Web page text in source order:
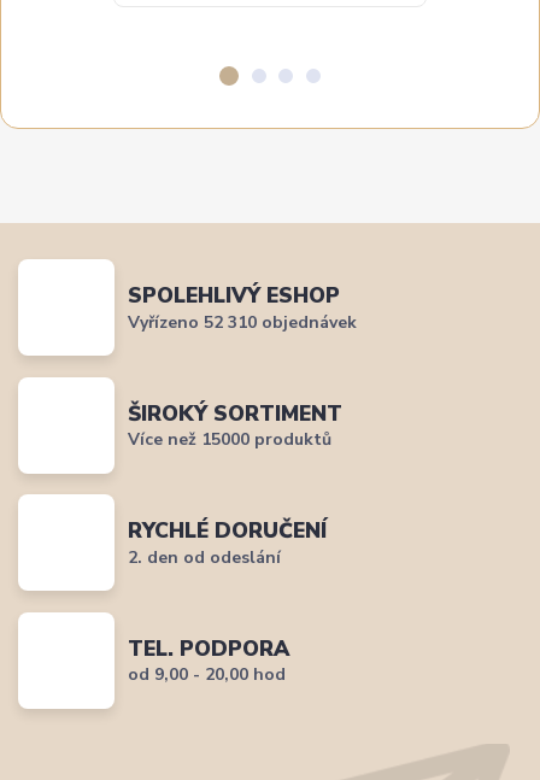
SPOLEHLIVÝ ESHOP
Vyřízeno 52 310 objednávek
ŠIROKÝ SORTIMENT
Více než 15000 produktů
RYCHLÉ DORUČENÍ
2. den od odeslání
TEL. PODPORA
od 9,00 - 20,00 hod